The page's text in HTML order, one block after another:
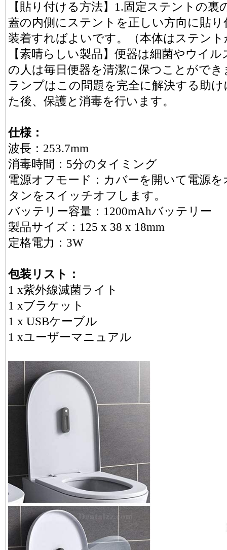
【貼り付ける方法】1.固定ステントの
蓋の内側にステントを正しい方向に貼
装着すればよいです。（本体はステン
【素晴らしい製品】便器は細菌やウイ
の人は毎日便器を清潔に保つことがで
ランプはこの問題を完全に解決する助
た後、保護と消毒を行います。
仕様：
波長：253.7mm
消毒時間：5分のタイミング
電源オフモード：カバーを開いて電源
タンをスイッチオフします。
バッテリー容量：1200mAhバッテリー
製品サイズ：125 x 38 x 18mm
定格電力：3W
包装リスト：
1 x紫外線滅菌ライト
1 xブラケット
1 x USBケーブル
1 xユーザーマニュアル